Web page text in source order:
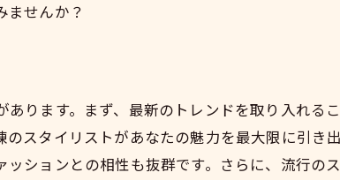
ませんか？
ります。まず、最新のトレンドを取り入れる
スタイリストがあなたの魅力を最大限に引き
ションとの相性も抜群です。さらに、流行の